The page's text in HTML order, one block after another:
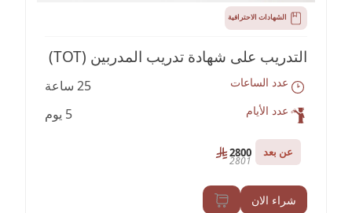
الشهادات الاحترافية
التدريب على شهادة ﺗﺪرﻳﺐ اﻟﻤﺪرﺑﻴﻦ (TOT)
اﻟﻤﻌﺘﻤﺪة ﻣﻦ IBTA
عدد الساعات 25 ساعة
عدد الأيام 5 يوم
عن بعد 2800
2801
شراء الان